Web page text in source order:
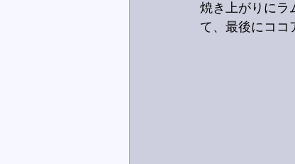
焼き上がりにラ
て、最後にココ